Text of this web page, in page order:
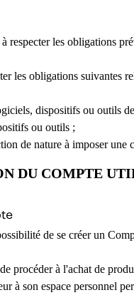
à respecter les
les obligations suivantes
dispositifs ou outils
ou outils ;
de nature à imposer
DU COMPTE
de se créer un
procéder à l'achat de
à son espace personnel